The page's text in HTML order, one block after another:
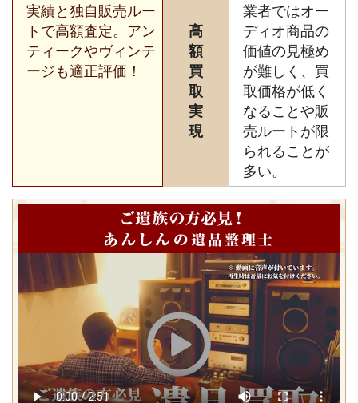
実績と独自販売ルー
トで高額査定。アン
ティークやヴィンテ
ージも適正評価！
高
額
買
取
実
現
業者ではオー
ディオ商品の
価値の見極め
が難しく、買
取価格が低く
なることや販
売ルートが限
られることが
多い。